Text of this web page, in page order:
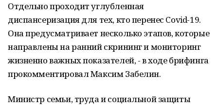
Отдельно проходит углубленная
диспансеризация для тех, кто перенес Covid-19.
Она предусматривает несколько этапов, которые
направлены на ранний скрининг и мониторинг
жизненно важных показателей, - в ходе брифинга
прокомментировал Максим Забелин.
Министр семьи, труда и социальной защиты